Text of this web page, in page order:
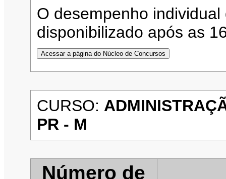
O desempenho
disponibilizado após as
CURSO:
PR - M
Número de